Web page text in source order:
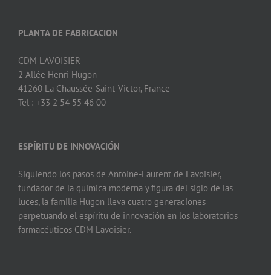
PLANTA DE FABRICACION
CDM LAVOISIER
2 Allée Henri Hugon
41260 La Chaussée-Saint-Victor, France
Tel : +33 2 54 55 46 00
ESPÍRITU DE INNOVACIÓN
Siguiendo los pasos de Antoine-Laurent de Lavoisier,
fundador de la química moderna y figura del siglo de las
luces, la familia Hugon lleva cuatro generaciones
perpetuando el espíritu de innovación en los laboratorios
farmacéuticos CDM Lavoisier.